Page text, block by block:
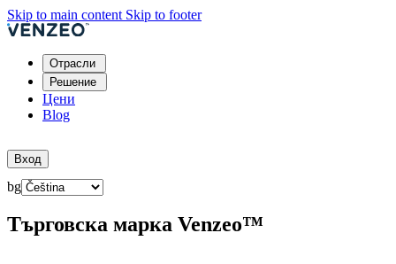
Skip to main content Skip to footer
Отрасли
Решение
Цени
Blog
Вход
bg
Търговска марка Venzeo™